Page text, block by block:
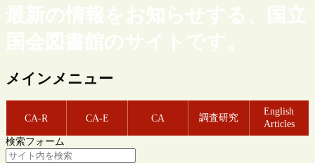
最新の情報をお知らせする、国立
国会図書館のサイトです。
メインメニュー
CA-R CA-E CA 調査研究
English
Articles
検索フォーム